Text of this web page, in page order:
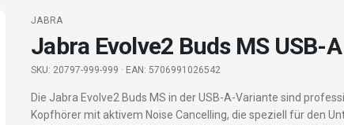
JABRA
Jabra Evolve2 Buds MS USB-A
SKU: 20797-999-999 · EAN: 5706991026542
Die Jabra Evolve2 Buds MS in der USB-A-Variante sind
Kopfhörer mit aktivem Noise Cancelling, die speziell für den